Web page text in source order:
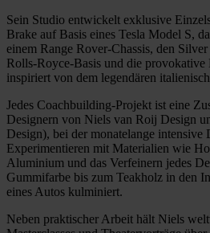
Sein Studio entwickelt exklusive
Brake auf Basis eines Tesla Model S,
einem Range Rover-Chassis, den
Rolls-Royce-Basis und die provokative
inspiriert von dem legendären
Jedes Coachbuilding-Projekt ist eine
Designern von Niels van Roij Design
Design), bei der monatelange intensive
Experimentieren mit Materialien wie
Aluminium und das Verfeinern jedes
Gummifarbe bis zum Teakholz in den
eines Autos kulminiert.
Neben praktischer Arbeit hält Niels